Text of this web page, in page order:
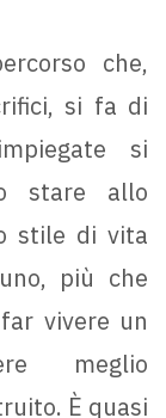
che,
si fa di
si
stare allo
stile di vita
più che
vivere un
meglio
È quasi